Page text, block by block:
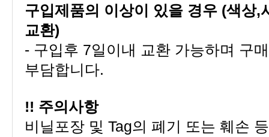
교환)
부담합니다.
!! 주의사항